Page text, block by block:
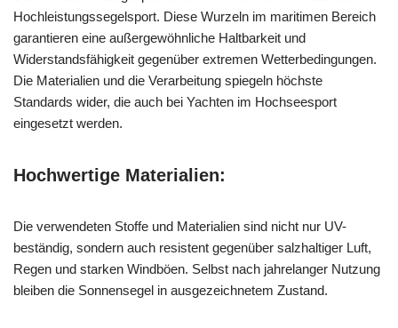
Hochleistungssegelsport. Diese Wurzeln im maritimen Bereich
garantieren eine außergewöhnliche Haltbarkeit und
Widerstandsfähigkeit gegenüber extremen Wetterbedingungen.
Die Materialien und die Verarbeitung spiegeln höchste
Standards wider, die auch bei Yachten im Hochseesport
eingesetzt werden.
Hochwertige Materialien:
Die verwendeten Stoffe und Materialien sind nicht nur UV-
beständig, sondern auch resistent gegenüber salzhaltiger Luft,
Regen und starken Windböen. Selbst nach jahrelanger Nutzung
bleiben die Sonnensegel in ausgezeichnetem Zustand.